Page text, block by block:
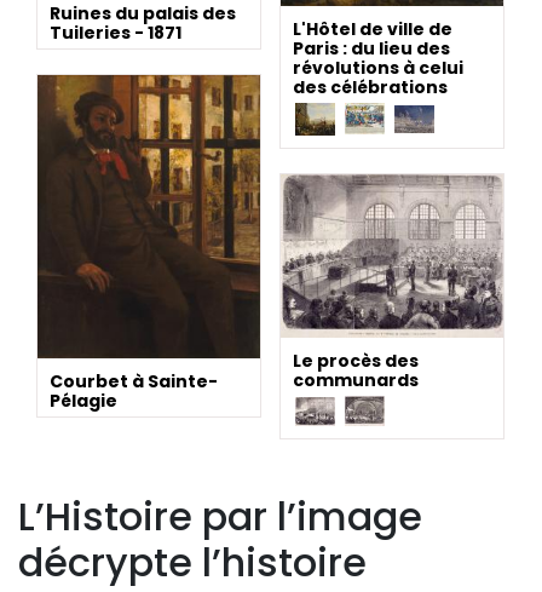
Ruines du palais des
Tuileries - 1871
L'Hôtel de ville de
Paris : du lieu des
révolutions à celui
des célébrations
Courbet à Sainte-
Pélagie
Le procès des
communards
L’Histoire par l’image
décrypte l’histoire